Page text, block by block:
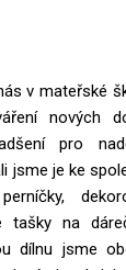
v mateřské
nových
pro
jsme je ke
tašky na
dílnu jsme